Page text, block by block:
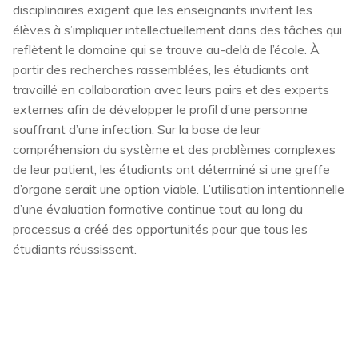
disciplinaires exigent que les enseignants invitent les
élèves à s’impliquer intellectuellement dans des tâches qui
reflètent le domaine qui se trouve au-delà de l’école. À
partir des recherches rassemblées, les étudiants ont
travaillé en collaboration avec leurs pairs et des experts
externes afin de développer le profil d’une personne
souffrant d’une infection. Sur la base de leur
compréhension du système et des problèmes complexes
de leur patient, les étudiants ont déterminé si une greffe
d’organe serait une option viable. L’utilisation intentionnelle
d’une évaluation formative continue tout au long du
processus a créé des opportunités pour que tous les
étudiants réussissent.